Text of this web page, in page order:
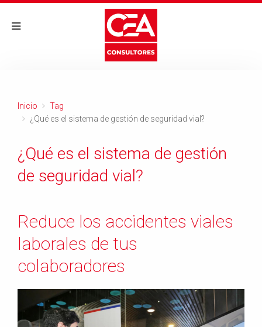
Inicio
Tag
¿Qué es el sistema de gestión de seguridad vial?
¿Qué es el sistema de gestión
de seguridad vial?
Reduce los accidentes viales
laborales de tus
colaboradores